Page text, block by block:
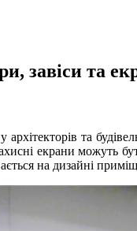
завіси та
та
екрани можуть
на дизайні